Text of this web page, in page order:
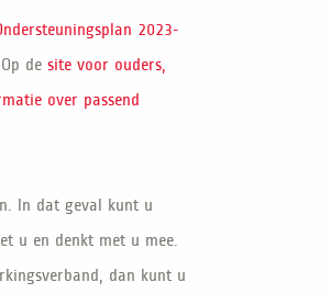
2023-
de site voor ouders,
over passend
In dat geval kunt u
u en denkt met u mee.
dan kunt u